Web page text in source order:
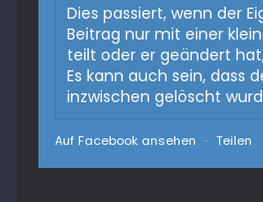
Dies passiert, wenn der
Beitrag nur mit einer
teilt oder er geändert
Es kann auch sein, dass
inzwischen gelöscht
Auf Facebook ansehen · Teilen